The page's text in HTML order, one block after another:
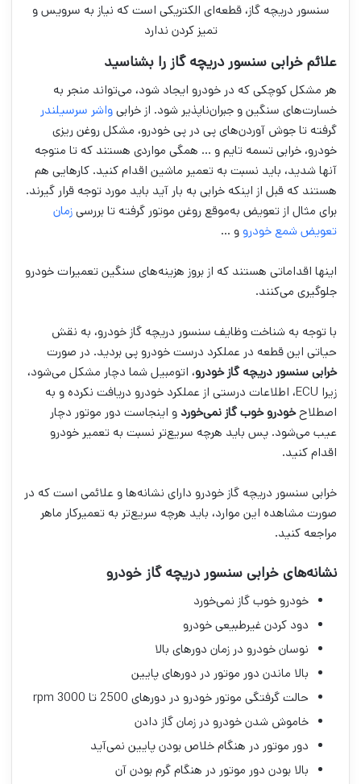
سنسور دریچه گاز، قطعه‌ای الکتریکی است که نیاز به سرویس و
تمیز کردن ندارد
علائم خرابی سنسور دریچه گاز را بشناسید
هر مشکل کوچکی که در خودرو ایجاد شود، می‌تواند منجر به
خسارت‌های سنگین و جبران‌ناپذیر شود. از خرابیواشر سرسیلندر
گرفته تا جوش آوردن‌های پی در پی خودرو، مشکل روغن ریزی
خودرو، خرابی تسمه تایم و … همگی مواردی هستند که تا متوجه
آنها شدید، باید نسبت به تعمیر ماشین اقدام کنید. کارهایی هم
هستند که قبل از اینکه خرابی به بار آید باید مورد توجه قرار گیرند.
برای مثال از تعویض به‌موقع روغن موتور گرفته تا بررسیزمان
تعویض شمع خودرو و …
اینها اقداماتی هستند که از بروز هزینه‌های سنگین تعمیرات خودرو
جلوگیری می‌کنند.
با توجه به شناخت وظایف سنسور دریچه گاز خودرو، به نقش
حیاتی این قطعه در عملکرد درست خودرو پی بردید. در صورت
خرابی سنسور دریچه گاز خودرو، اتومبیل شما دچار مشکل می‌شود،
زیرا ECU، اطلاعات درستی از عملکرد خودرو دریافت نکرده و به
اصطلاحخودرو خوب گاز نمی‌خورد و اینجاست دور موتور دچار
عیب می‌شود. پس باید هرچه سریع‌تر نسبت به تعمیر خودرو
اقدام کنید.
خرابی سنسور دریچه گاز خودرو دارای نشانه‌ها و علائمی است که در
صورت مشاهده این موارد، باید هرچه سریع‌تر به تعمیرکار ماهر
مراجعه کنید.
نشانه‌های خرابی سنسور دریچه گاز خودرو
خودرو خوب گاز نمی‌خورد
دود کردن غیرطبیعی خودرو
نوسان خودرو در زمان دورهای بالا
بالا ماندن دور موتور در دورهای پایین
حالت گرفتگی موتور خودرو در دورهای 2500 تا 3000 rpm
خاموش شدن خودرو در زمان گاز دادن
دور موتور در هنگام خلاص بودن پایین نمی‌آید
بالا بودن دور موتور در هنگام گرم بودن آن